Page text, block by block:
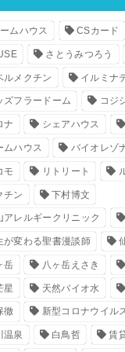
ムハウス CSカード
さとうみつろう
ルメクチン イルミナ
ズフラードーム コジ
ナ シェアハウス
ムハウス バイオレゾ
モ リトリート
チン 下村博文
アレルギークリニック
が変わる聖書漫談師
岳 八ヶ岳えさき
星 天然バイオ水
徹 新型コロナウイル
温泉 白鳥哲 賃